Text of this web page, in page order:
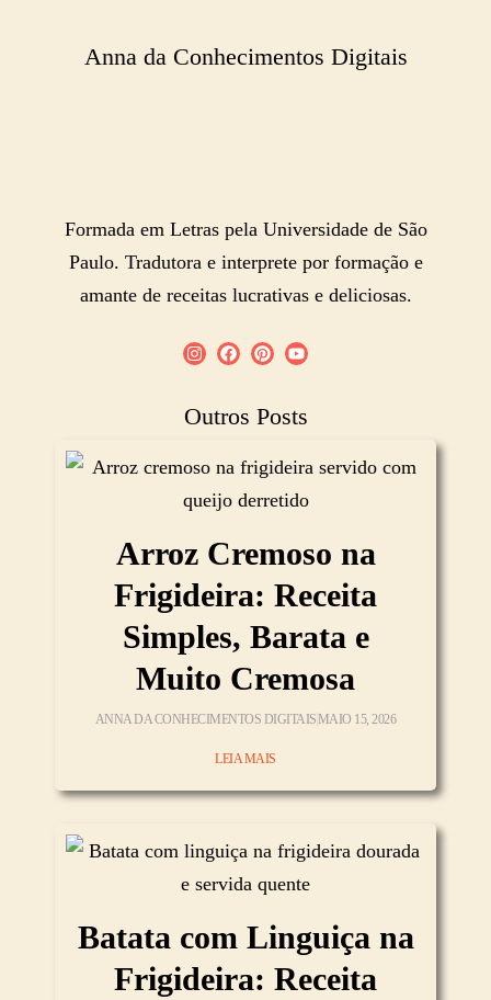
Anna da Conhecimentos Digitais
Formada em Letras pela Universidade de São
Paulo. Tradutora e interprete por formação e
amante de receitas lucrativas e deliciosas.
Outros Posts
Arroz Cremoso na
Frigideira: Receita
Simples, Barata e
Muito Cremosa
ANNA DA CONHECIMENTOS DIGITAISMAIO 15, 2026
LEIA MAIS
Batata com Linguiça na
Frigideira: Receita